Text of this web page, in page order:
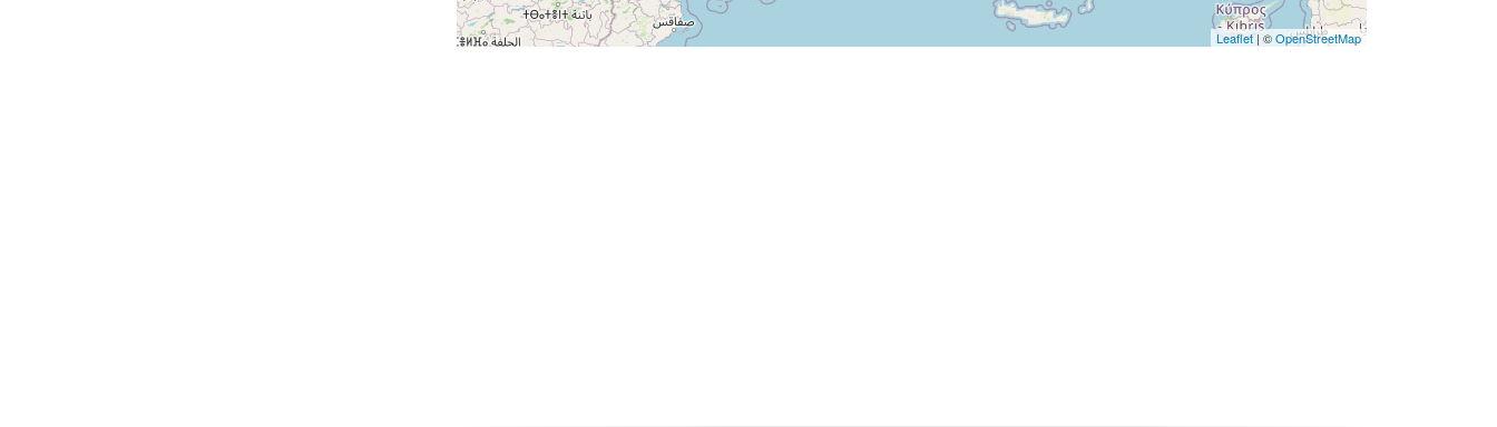
Leaflet| ©OpenStreetMap